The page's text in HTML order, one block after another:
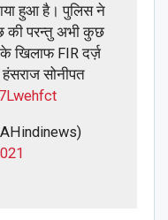
हुआ है। पुलिस ने
की परन्तु अभी कुछ
के खिलाफ FIR दर्ज़
सोनीपत